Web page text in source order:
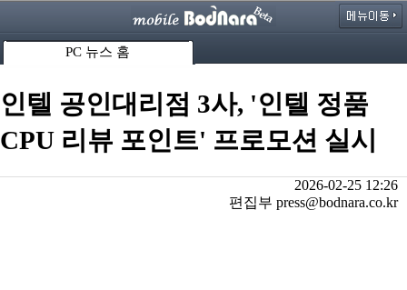
PC 뉴스 홈
인텔 공인대리점 3사, '인텔 정품
CPU 리뷰 포인트' 프로모션 실시
2026-02-25 12:26
편집부 press@bodnara.co.kr